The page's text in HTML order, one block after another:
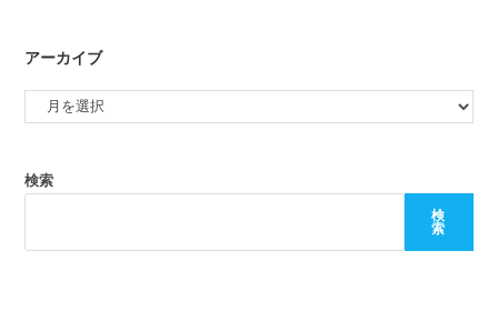
アーカイブ
検索
検
索